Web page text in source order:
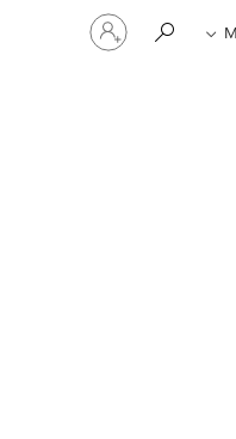
היכנס
לחשבון
שלך